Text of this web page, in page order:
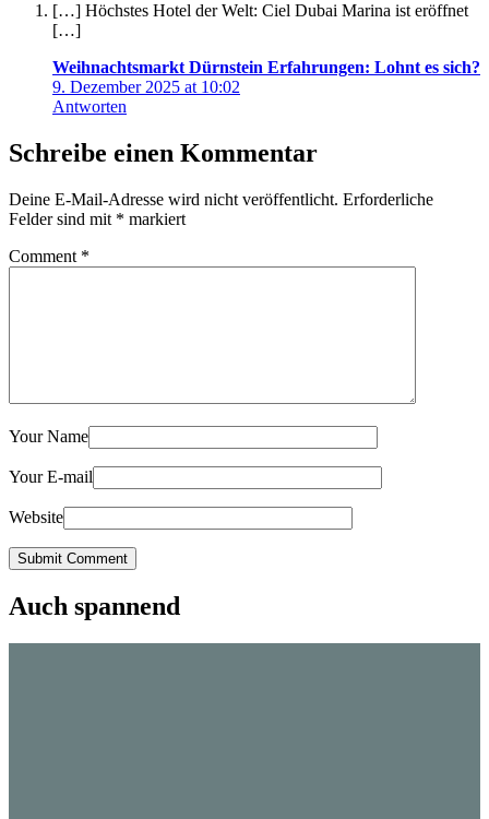
[…] Höchstes Hotel der Welt: Ciel Dubai Marina ist eröffnet
[…]
Weihnachtsmarkt Dürnstein Erfahrungen: Lohnt es sich?
9. Dezember 2025 at 10:02
Antworten
Schreibe einen Kommentar
Deine E-Mail-Adresse wird nicht veröffentlicht. Erforderliche
Felder sind mit * markiert
Comment *
Your Name
Your E-mail
Website
Submit Comment
Auch spannend